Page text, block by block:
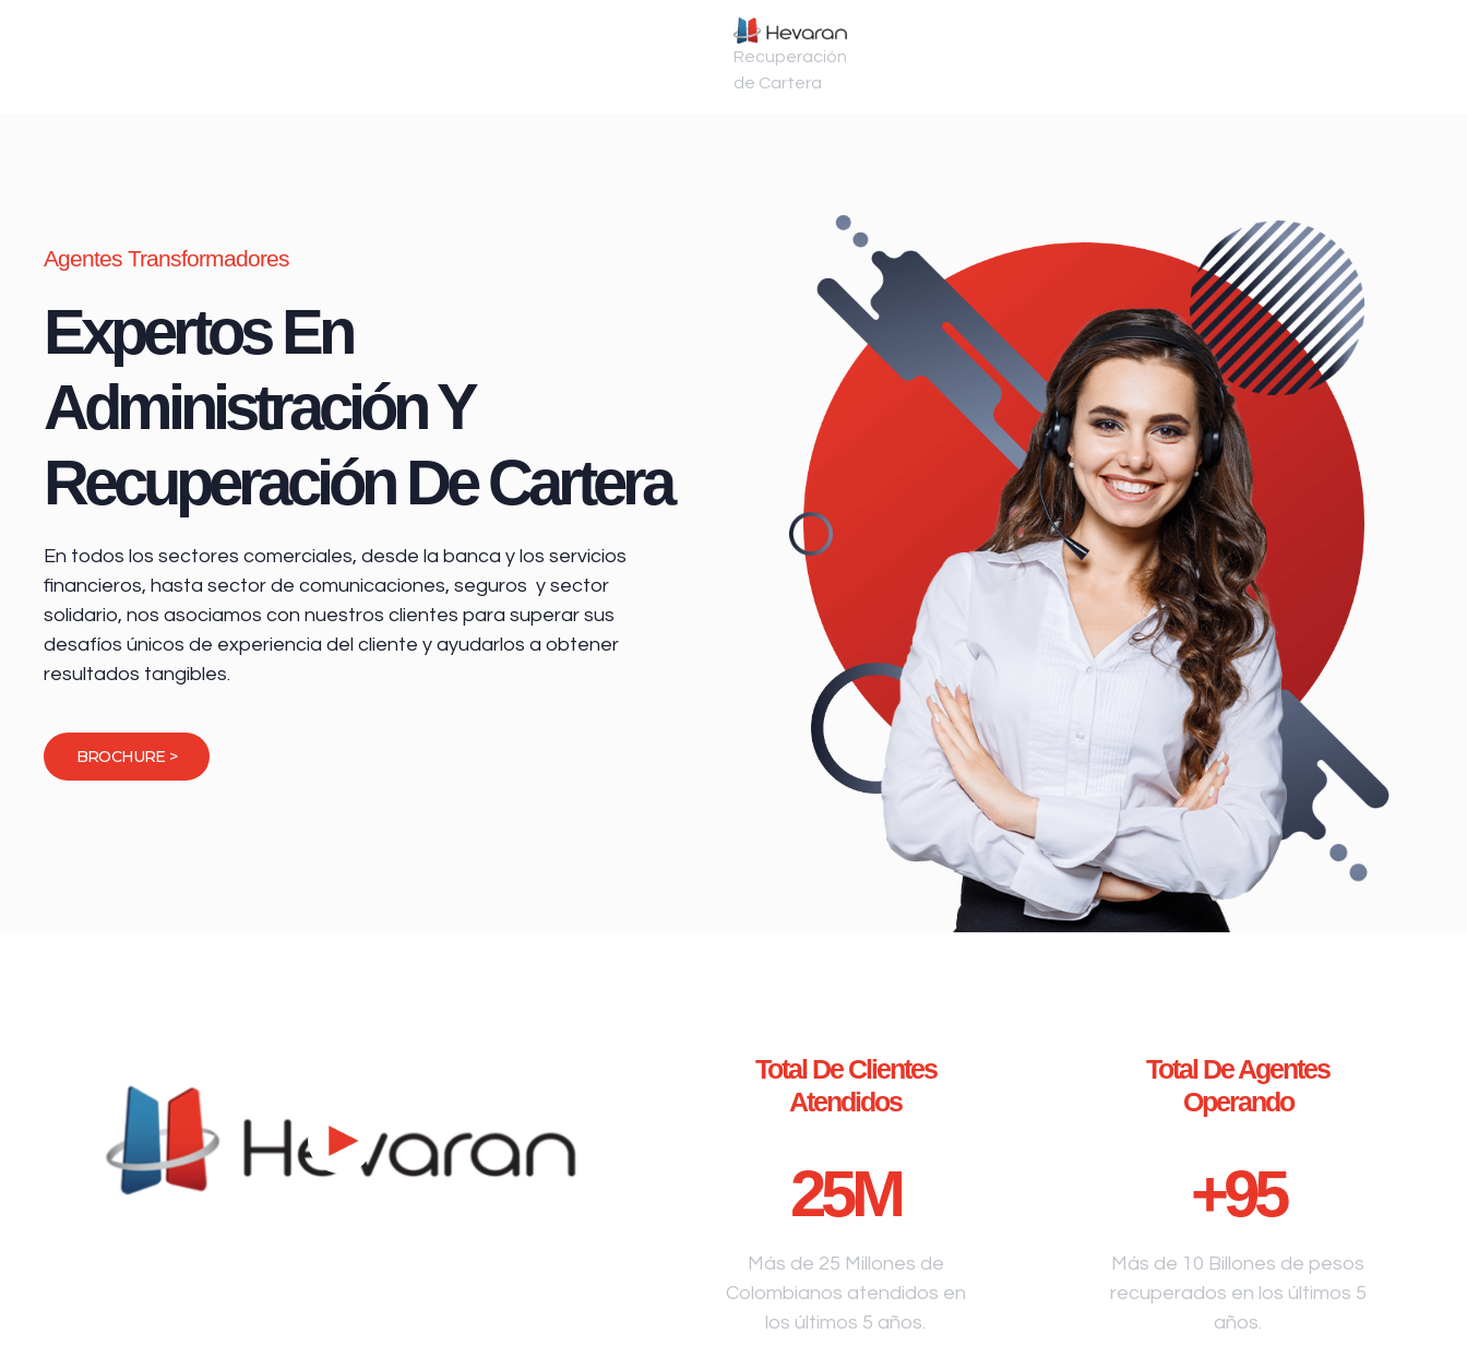
Recuperación
de Cartera
Agentes Transformadores
Expertos En
Administración Y
Recuperación De Cartera
En todos los sectores comerciales, desde la banca y los servicios
financieros, hasta sector de comunicaciones, seguros y sector
solidario, nos asociamos con nuestros clientes para superar sus
desafíos únicos de experiencia del cliente y ayudarlos a obtener
resultados tangibles.
BROCHURE >
Total De Clientes
Atendidos
25M
Más de 25 Millones de
Colombianos atendidos en
los últimos 5 años.
Total De Agentes
Operando
+95
Más de 10 Billones de pesos
recuperados en los últimos 5
años.